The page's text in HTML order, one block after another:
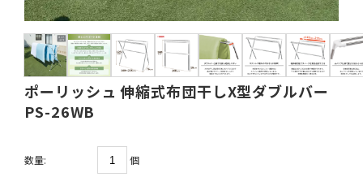
ポーリッシュ 伸縮式布団干しX型ダブルバー
PS-26WB
数量: 個